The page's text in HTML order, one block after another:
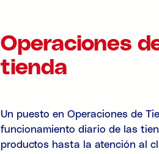
Operaciones
tienda
Un puesto en Operaciones de
funcionamiento diario de las
productos hasta la atención al